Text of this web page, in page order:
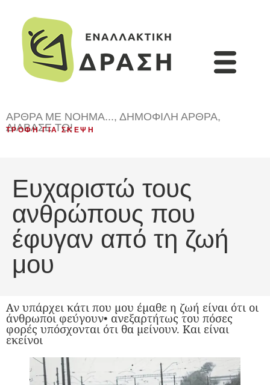
ΆΡΘΡΑ ΜΕ ΝΌΗΜΑ..., ΔΗΜΟΦΙΛΉ ΆΡΘΡΑ,
ΔΙΆΒΑΣΈ ΤΟ!
ΤΡΟΦΉ ΓΙΑ ΣΚΈΨΗ
Ευχαριστώ τους
ανθρώπους που
έφυγαν από τη ζωή
μου
Αν υπάρχει κάτι που μου έμαθε η ζωή είναι ότι οι
άνθρωποι φεύγουν• ανεξαρτήτως του πόσες
φορές υπόσχονται ότι θα μείνουν. Και είναι
εκείνοι